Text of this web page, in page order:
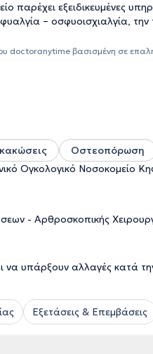
παρέχει εξειδικευμένες
– οσφυοισχιαλγία, την
μέσω εργασιών και
doctoranytime βασισμένη σε
Οστεοπόρωση
Ογκολογικό Νοσοκομείο
- Αρθροσκοπικής
να υπάρξουν αλλαγές κατά
Εξετάσεις & Επεμβάσεις